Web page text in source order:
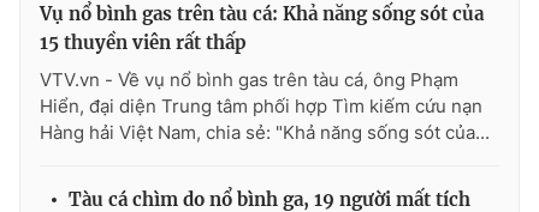
® Cấm sao chép dưới mọi hình thức nếu không có sự chấp
thông tin từ website này.
Vụ nổ bình gas trên tàu cá: Khả năng sống sót của
15 thuyền viên rất thấp
VTV.vn - Về vụ nổ bình gas trên tàu cá, ông Phạm
Hiển, đại diện Trung tâm phối hợp Tìm kiếm cứu nạn
Hàng hải Việt Nam, chia sẻ: "Khả năng sống sót của...
Tàu cá chìm do nổ bình ga, 19 người mất tích